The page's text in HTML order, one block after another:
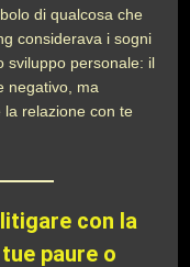
di qualcosa che
considerava i sogni
sviluppo personale: il
negativo, ma
la relazione con te
con la
paure o